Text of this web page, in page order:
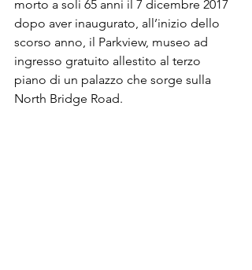
morto a soli 65 anni il 7 dicembre 2017
dopo aver inaugurato, all’inizio dello
scorso anno, il Parkview, museo ad
ingresso gratuito allestito al terzo
piano di un palazzo che sorge sulla
North Bridge Road.